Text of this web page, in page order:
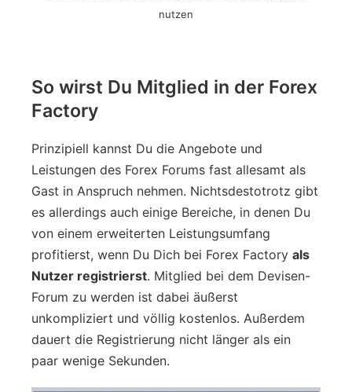
nutzen
So wirst Du Mitglied in der Forex
Factory
Prinzipiell kannst Du die Angebote und
Leistungen des Forex Forums fast allesamt als
Gast in Anspruch nehmen. Nichtsdestotrotz gibt
es allerdings auch einige Bereiche, in denen Du
von einem erweiterten Leistungsumfang
profitierst, wenn Du Dich bei Forex Factory als
Nutzer registrierst. Mitglied bei dem Devisen-
Forum zu werden ist dabei äußerst
unkompliziert und völlig kostenlos. Außerdem
dauert die Registrierung nicht länger als ein
paar wenige Sekunden.